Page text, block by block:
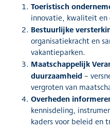
Toeristisch
innovatie, kwaliteit en
Bestuurlijke
organisatiekracht en
vakantieparken.
Maatschappelijk
duurzaamheid–
vergroten van
Overheden
kennisdeling,
kaders voor beleid en